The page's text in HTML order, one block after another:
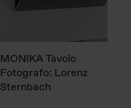
MONIKA Tavolo
Fotografo: Lorenz
Sternbach